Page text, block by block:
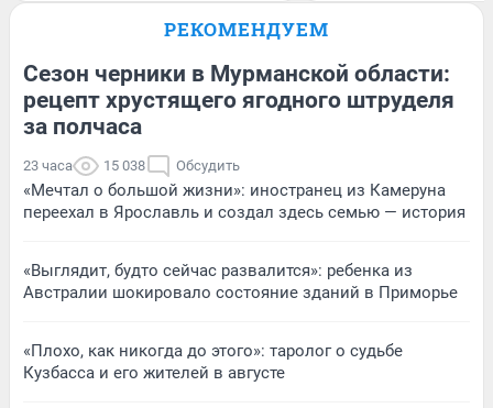
РЕКОМЕНДУЕМ
Сезон черники в Мурманской области:
рецепт хрустящего ягодного штруделя
за полчаса
23 часа 15 038 Обсудить
«Мечтал о большой жизни»: иностранец из Камеруна
переехал в Ярославль и создал здесь семью — история
«Выглядит, будто сейчас развалится»: ребенка из
Австралии шокировало состояние зданий в Приморье
«Плохо, как никогда до этого»: таролог о судьбе
Кузбасса и его жителей в августе